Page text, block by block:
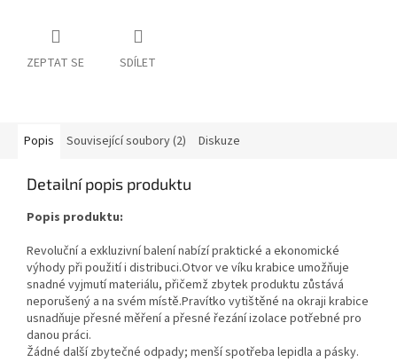
ZEPTAT SE SDÍLET
Popis Související soubory (2) Diskuze
Detailní popis produktu
Popis produktu:
Revoluční a exkluzivní balení nabízí praktické a ekonomické
výhody při použití i distribuci.Otvor ve víku krabice umožňuje
snadné vyjmutí materiálu, přičemž zbytek produktu zůstává
neporušený a na svém místě.Pravítko vytištěné na okraji krabice
usnadňuje přesné měření a přesné řezání izolace potřebné pro
danou práci.
Žádné další zbytečné odpady; menší spotřeba lepidla a pásky.